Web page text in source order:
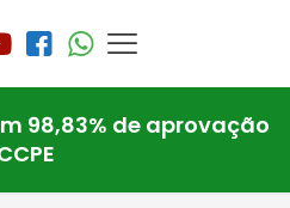
98,83% de aprovação